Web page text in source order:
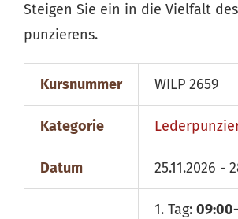
Steigen Sie ein in die Vielfalt
punzierens.
Kursnummer WILP 2659
Kategorie
Datum 25.11.2026 -
1. Tag: